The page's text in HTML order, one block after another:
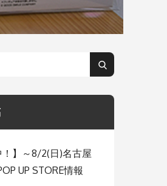
Search
！】～8/2(日)名古屋
UP STORE情報